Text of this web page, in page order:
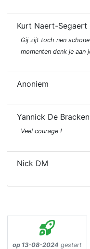
Kurt Naert-Segaert
Gij zijt toch nen
momenten denk je aan
Anoniem
Yannick De
Veel courage !
Nick DM
op 13-08-2024 gestart